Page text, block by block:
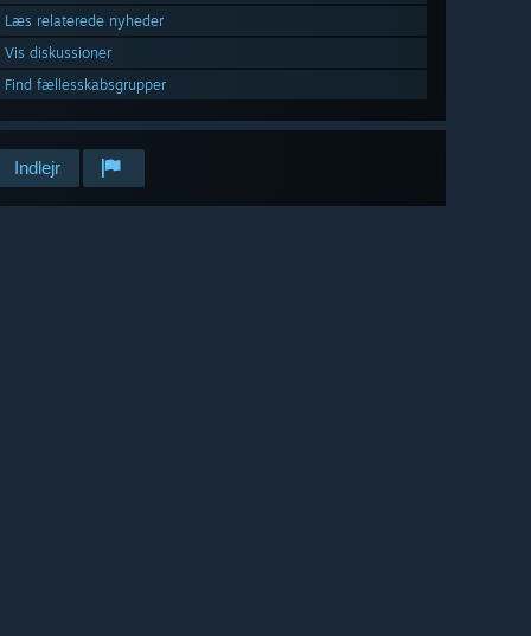
Læs relaterede nyheder
Vis diskussioner
Find fællesskabsgrupper
Indlejr